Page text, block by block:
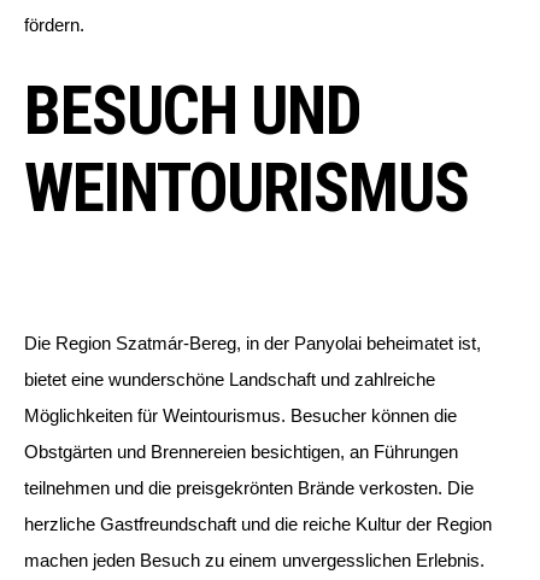
fördern.
BESUCH UND
WEINTOURISMUS
Die Region Szatmár-Bereg, in der Panyolai beheimatet ist,
bietet eine wunderschöne Landschaft und zahlreiche
Möglichkeiten für Weintourismus. Besucher können die
Obstgärten und Brennereien besichtigen, an Führungen
teilnehmen und die preisgekrönten Brände verkosten. Die
herzliche Gastfreundschaft und die reiche Kultur der Region
machen jeden Besuch zu einem unvergesslichen Erlebnis.